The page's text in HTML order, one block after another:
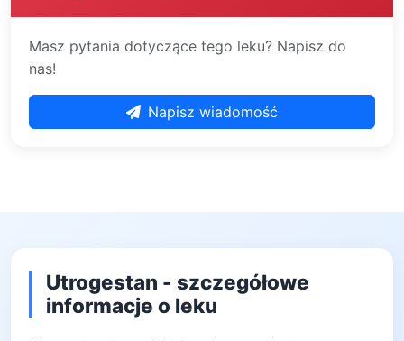
Masz pytania dotyczące tego leku? Napisz do
nas!
Napisz wiadomość
Utrogestan - szczegółowe
informacje o leku